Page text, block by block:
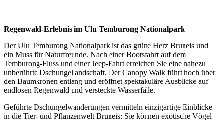
Regenwald-Erlebnis im Ulu Temburong Nationalpark
Der Ulu Temburong Nationalpark ist das grüne Herz Bruneis und
ein Muss für Naturfreunde. Nach einer Bootsfahrt auf dem
Temburong-Fluss und einer Jeep-Fahrt erreichen Sie eine nahezu
unberührte Dschungellandschaft. Der Canopy Walk führt hoch über
den Baumkronen entlang und eröffnet spektakuläre Ausblicke auf
endlosen Regenwald und versteckte Wasserfälle.
Geführte Dschungelwanderungen vermitteln einzigartige Einblicke
in die Tier- und Pflanzenwelt Bruneis: Sie können exotische Vögel